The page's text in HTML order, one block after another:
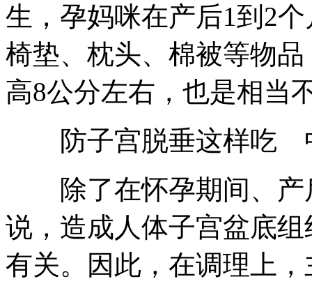
生，孕妈咪在产后1到2
椅垫、枕头、棉被等物
高8公分左右，也是相当
防子宫脱垂这样吃 中
除了在怀孕期间、产
说，造成人体子宫盆底
有关。因此，在调理上